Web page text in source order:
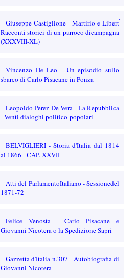
Giuseppe Castiglione - Martirio e Libert࠭
Racconti storici di un parroco dicampagna
(XXXVIII-XL)
Vincenzo De Leo - Un episodio sullo
sbarco di Carlo Pisacane in Ponza
Leopoldo Perez De Vera - La Repubblica
- Venti dialoghi politico-popolari
BELVIGLIERI - Storia d'Italia dal 1814
al 1866 - CAP. XXVII
Atti del ParlamentoItaliano - Sessionedel
1871-72
Felice Venosta - Carlo Pisacane e
Giovanni Nicotera o la Spedizione Sapri
Gazzetta d'Italia n.307 - Autobiografia di
Giovanni Nicotera